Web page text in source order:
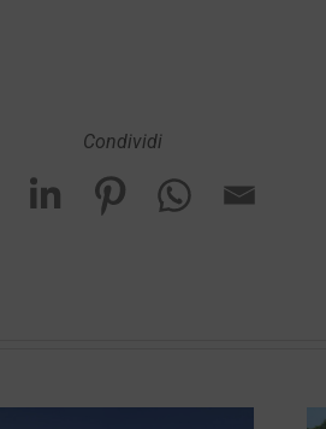
Condividi